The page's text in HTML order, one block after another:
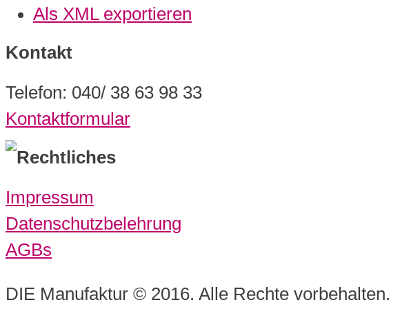
Als XML exportieren
Kontakt
Telefon: 040/ 38 63 98 33
Kontaktformular
Rechtliches
Impressum
Datenschutzbelehrung
AGBs
DIE Manufaktur © 2016. Alle Rechte vorbehalten.